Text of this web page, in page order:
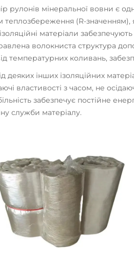
рулонів мінеральної вовни є
теплозбереження (R-
матеріали
волокниста структура
температурних коливань,
деяких інших ізоляційних
властивості з часом, не
забезпечує постійне
служби матеріалу.